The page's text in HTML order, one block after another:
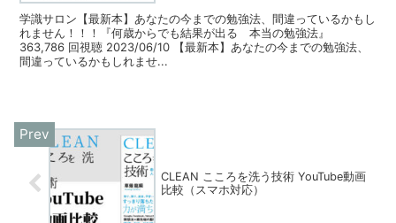
学識サロン【最新本】あなたの今までの勉強法、間違っているかもし
れません！！！『何歳からでも結果が出る 本当の勉強法』
363,786 回視聴 2023/06/10 【最新本】あなたの今までの勉強法、
間違っているかもしれませ...
CLEAN こころを洗う技術 YouTube動画
比較（スマホ対応）